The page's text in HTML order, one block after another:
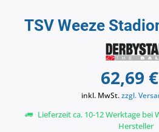
TSV Weeze
62,69
inkl. MwSt.zzgl.
Lieferzeit ca. 10-12 Werktage
Hersteller